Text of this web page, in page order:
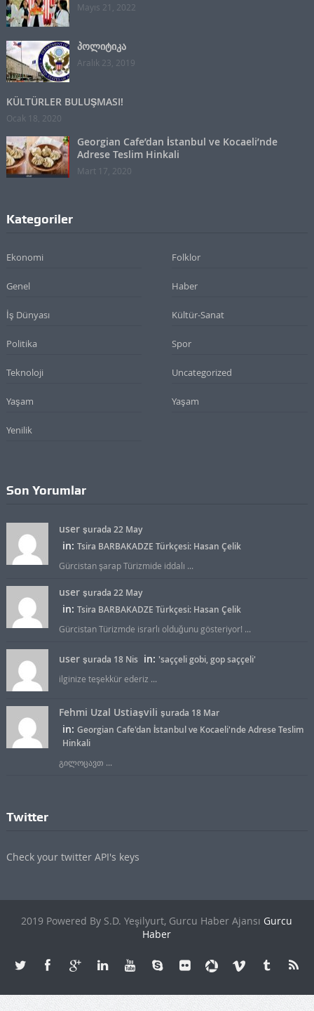
Mayıs 21, 2022
პოლიტიკა
Aralık 23, 2019
KÜLTÜRLER BULUŞMASI!
Ocak 18, 2020
Georgian Cafe’dan İstanbul ve Kocaeli’nde
Adrese Teslim Hinkali
Mart 17, 2020
Kategoriler
Ekonomi Folklor
Genel Haber
İş Dünyası Kültür-Sanat
Politika Spor
Teknoloji Uncategorized
Yaşam Yaşam
Yenilik
Son Yorumlar
user şurada 22 May
in: Tsira BARBAKADZE Türkçesi: Hasan Çelik
Gürcistan şarap Türizmide iddalı ...
user şurada 22 May
in: Tsira BARBAKADZE Türkçesi: Hasan Çelik
Gürcistan Türizmde israrlı olduğunu gösteriyor! ...
user şurada 18 Nis in: 'saççeli gobi, gop saççeli'
ilginize teşekkür ederiz ...
Fehmi Uzal Ustiaşvili şurada 18 Mar
in: Georgian Cafe'dan İstanbul ve Kocaeli'nde Adrese Teslim
Hinkali
გილოცავთ ...
Twitter
Check your twitter API's keys
2019 Powered By S.D. Yeşilyurt, Gurcu Haber Ajansı Gurcu
Haber